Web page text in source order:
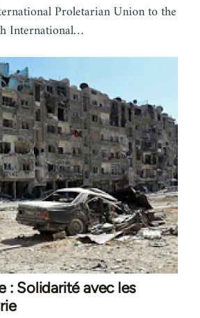
Proletarian Union to the
International…
: Solidarité avec les